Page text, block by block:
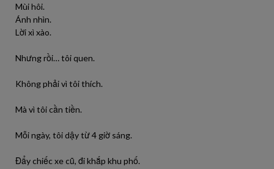
Mùi hôi.
Ánh nhìn.
Lời xì xào.
Nhưng rồi… tôi quen.
Không phải vì tôi thích.
Mà vì tôi cần tiền.
Mỗi ngày, tôi dậy từ 4 giờ sáng.
Đẩy chiếc xe cũ, đi khắp khu phố.